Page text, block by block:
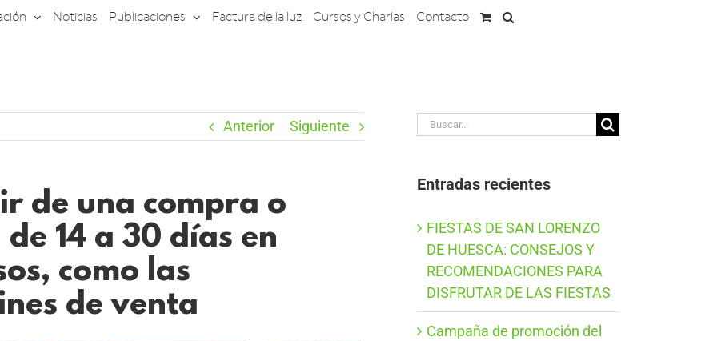
Noticias Publicaciones Factura de la luz Cursos y Charlas Contacto
Anterior Siguiente
de una compra o
14 a 30 días en
como las
de venta
Buscar:
Entradas recientes
FIESTAS DE SAN LORENZO
DE HUESCA: CONSEJOS Y
RECOMENDACIONES PARA
DISFRUTAR DE LAS FIESTAS
Campaña de promoción del